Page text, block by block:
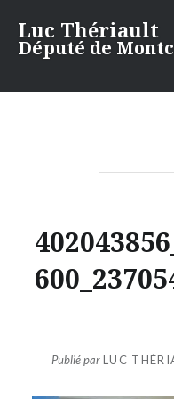
contenu
Luc Thériault
Député de
Publié parLUC